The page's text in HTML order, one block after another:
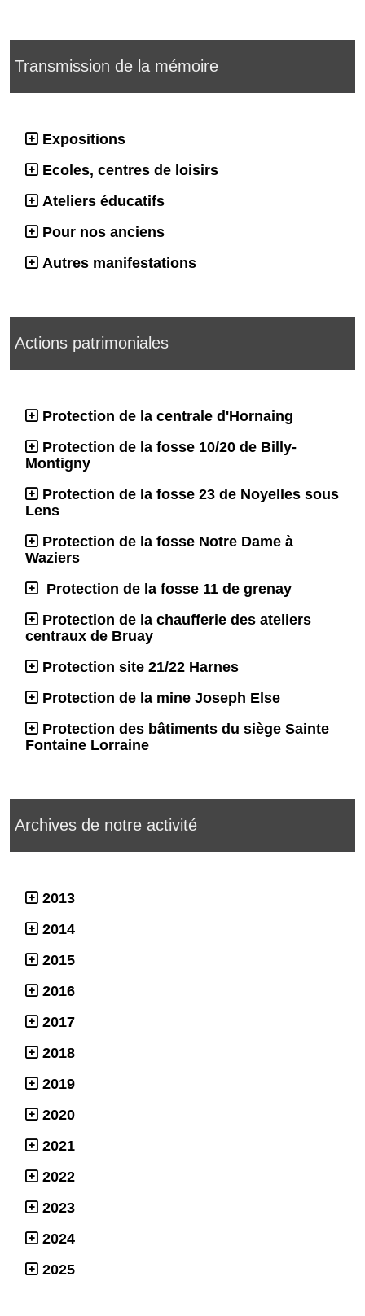
Transmission de la mémoire
Expositions
Ecoles, centres de loisirs
Ateliers éducatifs
Pour nos anciens
Autres manifestations
Actions patrimoniales
Protection de la centrale d'Hornaing
Protection de la fosse 10/20 de Billy-
Montigny
Protection de la fosse 23 de Noyelles sous
Lens
Protection de la fosse Notre Dame à
Waziers
Protection de la fosse 11 de grenay
Protection de la chaufferie des ateliers
centraux de Bruay
Protection site 21/22 Harnes
Protection de la mine Joseph Else
Protection des bâtiments du siège Sainte
Fontaine Lorraine
Archives de notre activité
2013
2014
2015
2016
2017
2018
2019
2020
2021
2022
2023
2024
2025